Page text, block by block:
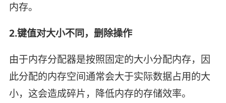
内存。
2.键值对大小不同，删除操作
由于内存分配器是按照固定的大小分配内存，因
此分配的内存空间通常会大于实际数据占用的大
小，这会造成碎片，降低内存的存储效率。